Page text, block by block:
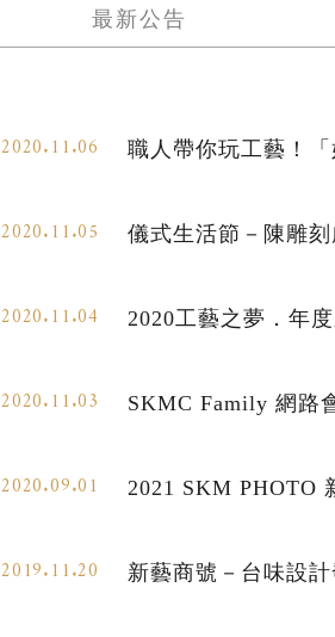
最新公告
2020.11.06 職人帶你玩工藝！
2020.11.05 儀式生活節－陳雕
2020.11.04 2020工藝之夢．年
2020.11.03 SKMC Family 網路
2020.09.01 2021 SKM PHOTO
2019.11.20 新藝商號－台味設